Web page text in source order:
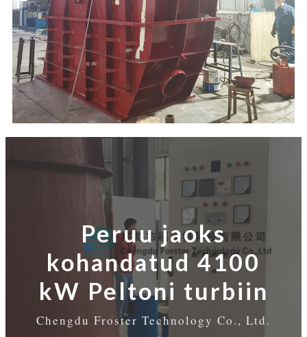
Peruu jaoks
kohandatud 4100
kW Peltoni turbiin
Chengdu Froster Technology Co., Ltd.